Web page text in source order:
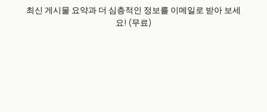
최신 게시물 요약과 더 심층적인 정보를 이메일로 받아 보세
요! (무료)